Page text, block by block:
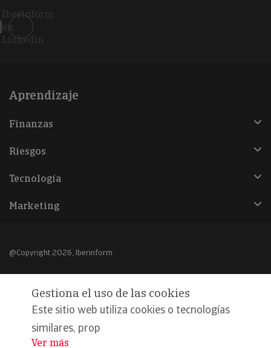
Iberinform
en
Linkedin
Aprendizaje
Finanzas
Riesgos
Tecnología
Marketing
@Copyright 2026, Iberinform
Declaración de privacidad
Compromiso calidad y seguridad
Gestiona el uso de las cookies
Este sitio web utiliza cookies o tecnologías
similares, prop
...
Ver más